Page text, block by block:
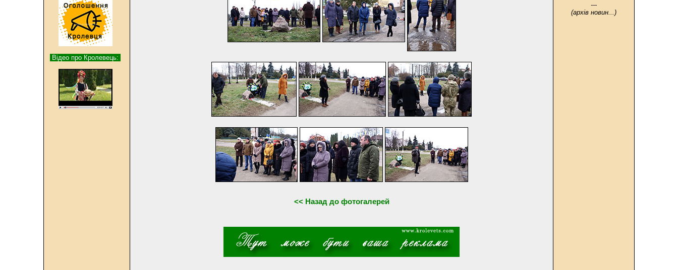
Відео про Кролевець:
---
(архів новин...)
<< Назад до фотогалерей